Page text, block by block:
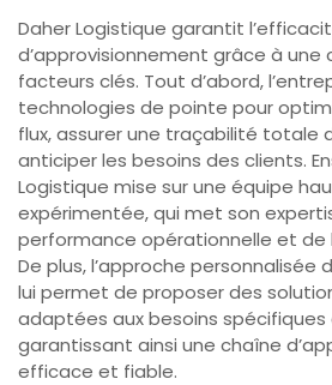
Daher Logistique garantit
d’approvisionnement grâce à une
facteurs clés. Tout d’abord,
technologies de pointe pour
flux, assurer une traçabilité totale
anticiper les besoins des clients.
Logistique mise sur une équipe
expérimentée, qui met son
performance opérationnelle et
De plus, l’approche personnalisée
lui permet de proposer des
adaptées aux besoins
garantissant ainsi une chaîne
efficace et fiable.